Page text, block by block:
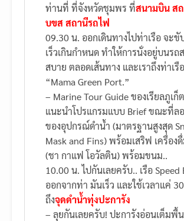
ท่านที่ ที่จังหวัดชุมพร ที่สนามบิน ส
บขส สถานีรถไฟ
09.30 น. ออกเดินทางไปท่าเรือ จะขั
เร็วเกินกำหนด ทำให้การนั่งอยู่บนรถ
สบาย ตลอดเส้นทาง และเราถึงท่าเรือ
“Mama Green Port.”
– Marine Tour Guide ของเรียลภูเก็
แนะนำโปรแกรมแบบ Brief ขณะที่ลอ
ของอุปกรณ์ดำน้ำ (มาตรฐานสูงสุด
Mask and Fins) พร้อมเสริฟ เครื่อง
(ชา กาแฟ โอวัลติน) พร้อมขนม..
10.00 น. ไปกันเลยครับ.. เรือ Speed
ออกจากท่า มันเร็ว และใช้เวลาแค่
ถึงจุดดำน้ำทุ่งปะการัง
– ลุยกันเลยครับ! ปะการังอ่อนเต็มพื้